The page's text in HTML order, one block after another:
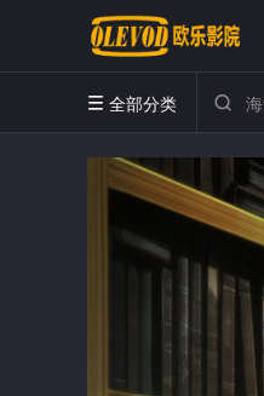
 全部分类 